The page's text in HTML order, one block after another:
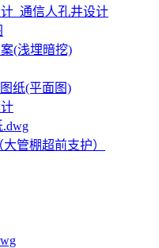
_通信人孔井设计
(浅埋暗挖)
纸(平面图)
管棚超前支护）